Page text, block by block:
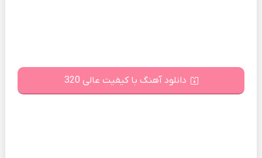
دانلود آهنگ با کیفیت عالی 320